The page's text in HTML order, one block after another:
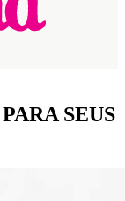
PARA SEUS